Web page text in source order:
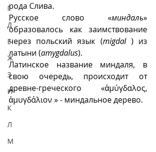
Г
Д
Е
Ж
З
И
К
Л
М
рода Слива.
Русское слово «миндаль»
образовалось как заимствование
через польский язык (migdaɫ ) из
латыни (amygdalus).
Латинское название миндаля, в
свою очередь, происходит от
древне-греческого «ἀμύγδαλος,
ἀμυγδάλιον » - миндальное дерево.